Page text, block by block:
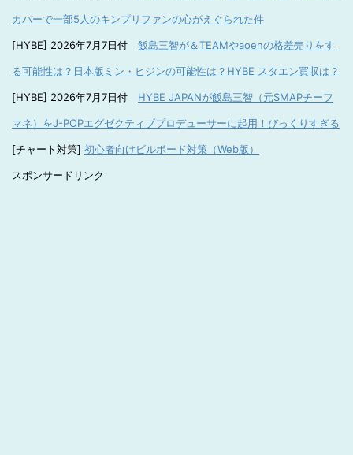
カバーで一部5人のキンプリファンの心がえぐられた件
[HYBE] 2026年7月7日付 飯島三智が＆TEAMやaoenの格差売りをす
る可能性は？日本版ミン・ヒジンの可能性は？HYBE スタエン買収は？
[HYBE] 2026年7月7日付 HYBE JAPANが飯島三智（元SMAPチーフ
マネ）をJ-POPエグゼクティブプロデューサーに起用！びっくりすぎる
[チャート対策] 初心者向けビルボード対策（Web版）
スポンサードリンク